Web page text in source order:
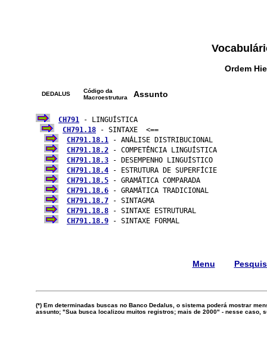
Ordem
DEDALUS
Código da
Macroestrutura
Assunto
CH791 - LINGUÍSTICA
CH791.18 - SINTAXE  <==
CH791.18.1 - ANÁLISE DISTRIBUCIONAL
CH791.18.2 - COMPETÊNCIA LINGUÍSTICA
CH791.18.3 - DESEMPENHO LINGUÍSTICO
CH791.18.4 - ESTRUTURA DE SUPERFÍCIE
CH791.18.5 - GRAMÁTICA COMPARADA
CH791.18.6 - GRAMÁTICA TRADICIONAL
CH791.18.7 - SINTAGMA
CH791.18.8 - SINTAXE ESTRUTURAL
CH791.18.9 - SINTAXE FORMAL
Menu
(*) Em determinadas buscas no Banco Dedalus, o sistema poderá mostrar
assunto; "Sua busca localizou muitos registros; mais de 2000" - nesse caso,